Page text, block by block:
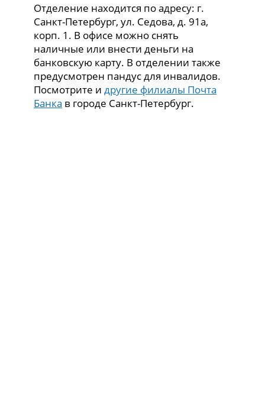
Отделение находится по адресу: г.
Санкт-Петербург, ул. Седова, д. 91а,
корп. 1. В офисе можно снять
наличные или внести деньги на
банковскую карту. В отделении также
предусмотрен пандус для инвалидов.
Посмотрите идругие филиалы Почта
Банка в городе Санкт-Петербург.